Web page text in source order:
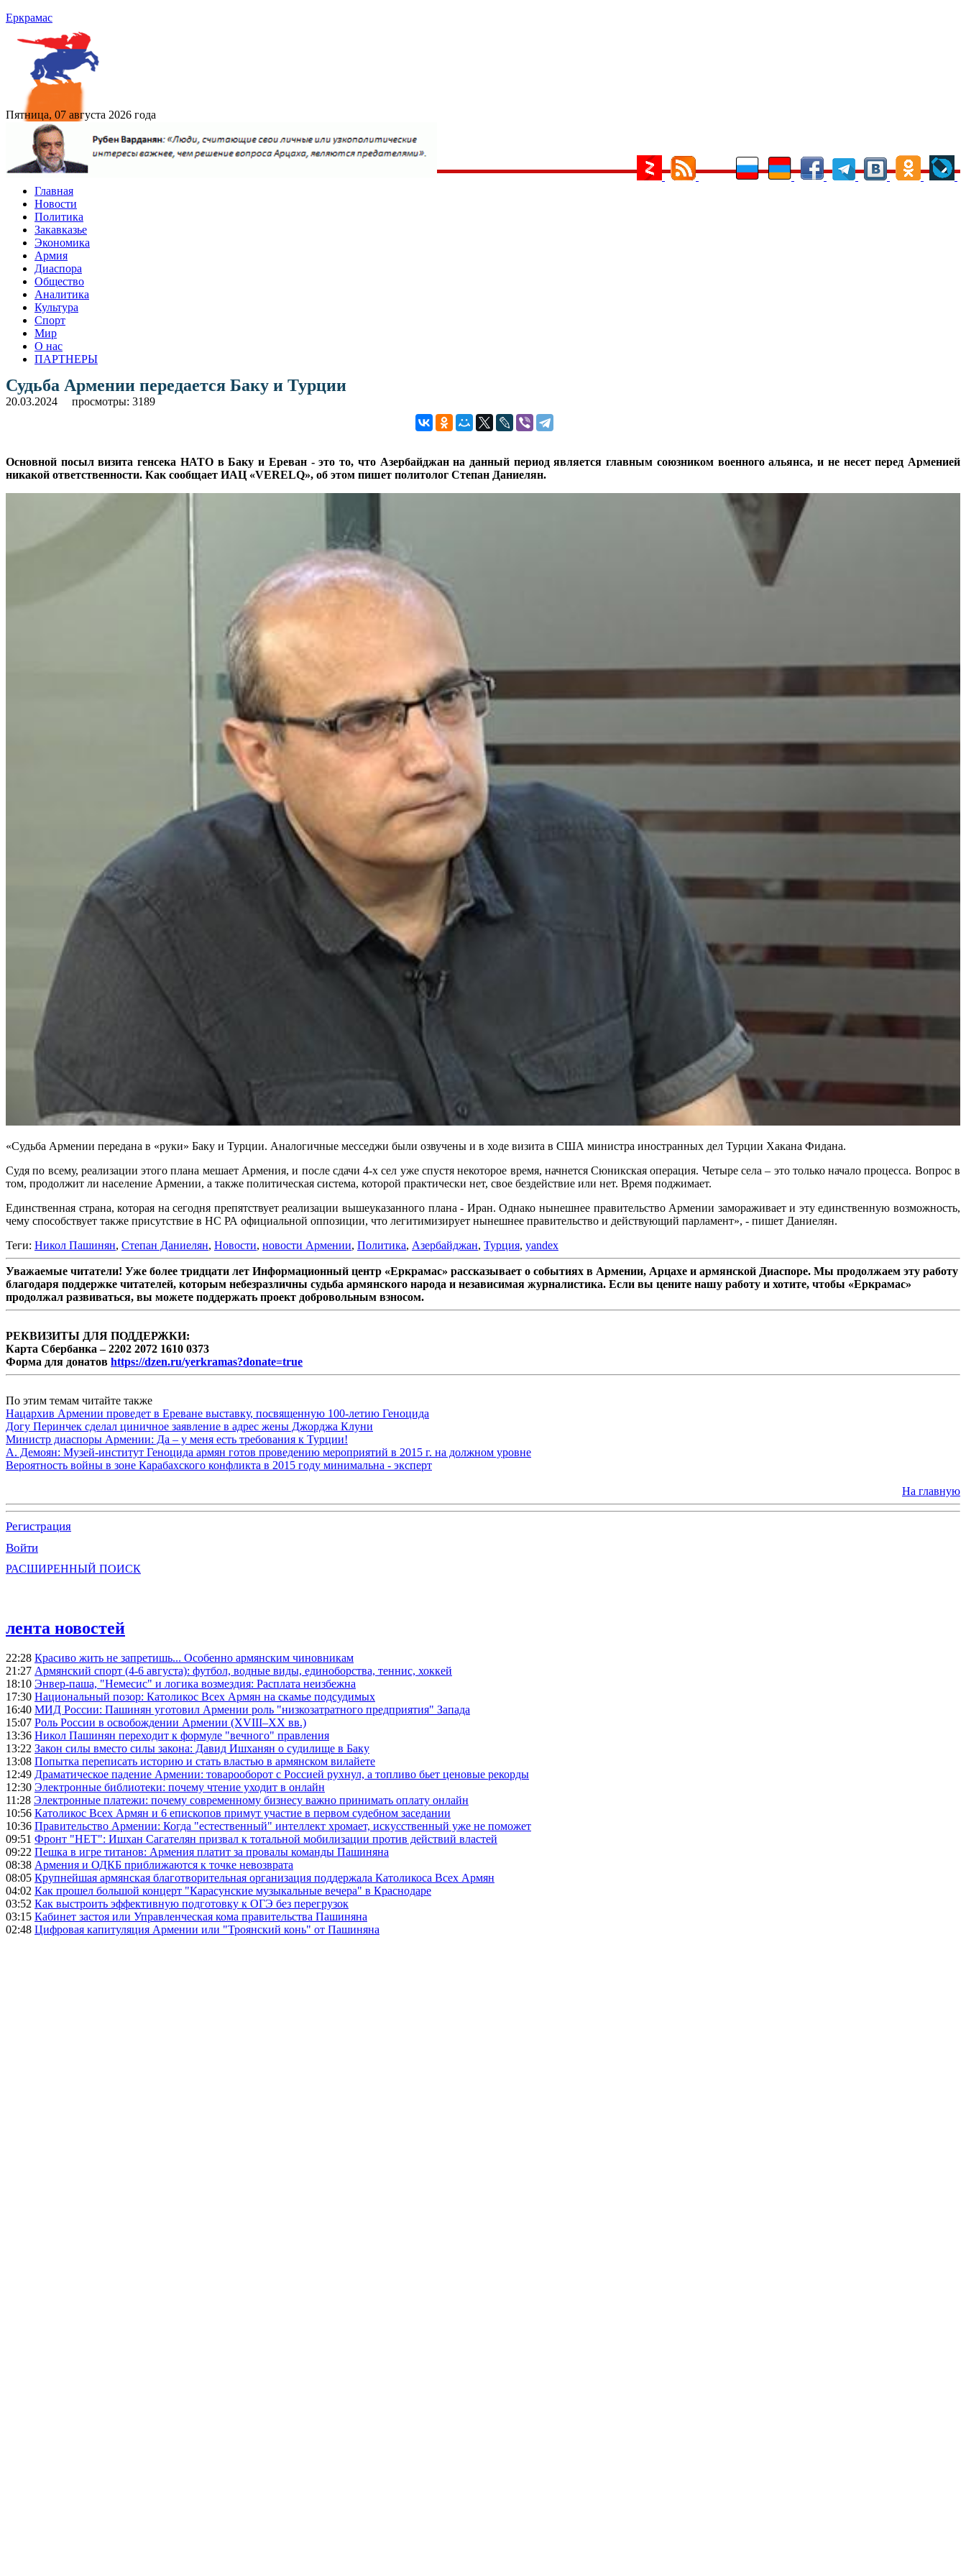
Еркрамас
Пятница, 07 августа 2026 года
Главная
Новости
Политика
Закавказье
Экономика
Армия
Диаспора
Общество
Аналитика
Культура
Спорт
Мир
О нас
ПАРТНЕРЫ
Судьба Армении передается Баку и Турции
20.03.2024 просмотры: 3189
Основной посыл визита генсека НАТО в Баку и Ереван - это то, что Азербайджан на данный период является главным союзником военного альянса, и не несет перед Арменией
никакой ответственности. Как сообщает ИАЦ «VERELQ», об этом пишет политолог Степан Даниелян.
«Судьба Армении передана в «руки» Баку и Турции. Аналогичные месседжи были озвучены и в ходе визита в США министра иностранных дел Турции Хакана Фидана.
Судя по всему, реализации этого плана мешает Армения, и после сдачи 4-х сел уже спустя некоторое время, начнется Сюникская операция. Четыре села – это только начало процесса. Вопрос в
том, продолжит ли население Армении, а также политическая система, которой практически нет, свое бездействие или нет. Время поджимает.
Единственная страна, которая на сегодня препятствует реализации вышеуказанного плана - Иран. Однако нынешнее правительство Армении замораживает и эту единственную возможность,
чему способствует также присутствие в НС РА официальной оппозиции, что легитимизирует нынешнее правительство и действующий парламент», - пишет Даниелян.
Теги: Никол Пашинян, Степан Даниелян, Новости, новости Армении, Политика, Азербайджан, Турция, yandex
Уважаемые читатели! Уже более тридцати лет Информационный центр «Еркрамас» рассказывает о событиях в Армении, Арцахе и армянской Диаспоре. Мы продолжаем эту работу
благодаря поддержке читателей, которым небезразличны судьба армянского народа и независимая журналистика. Если вы цените нашу работу и хотите, чтобы «Еркрамас»
продолжал развиваться, вы можете поддержать проект добровольным взносом.
РЕКВИЗИТЫ ДЛЯ ПОДДЕРЖКИ:
Карта Сбербанка – 2202 2072 1610 0373
Форма для донатов https://dzen.ru/yerkramas?donate=true
По этим темам читайте также
Нацархив Армении проведет в Ереване выставку, посвященную 100-летию Геноцида
Догу Перинчек сделал циничное заявление в адрес жены Джорджа Клуни
Министр диаспоры Армении: Да – у меня есть требования к Турции!
А. Демоян: Музей-институт Геноцида армян готов проведению мероприятий в 2015 г. на должном уровне
Вероятность войны в зоне Карабахского конфликта в 2015 году минимальна - эксперт
На главную
Регистрация
Войти
РАСШИРЕННЫЙ ПОИСК
лента новостей
22:28 Красиво жить не запретишь... Особенно армянским чиновникам
21:27 Армянский спорт (4-6 августа): футбол, водные виды, единоборства, теннис, хоккей
18:10 Энвер-паша, "Немесис" и логика возмездия: Расплата неизбежна
17:30 Национальный позор: Католикос Всех Армян на скамье подсудимых
16:40 МИД России: Пашинян уготовил Армении роль "низкозатратного предприятия" Запада
15:07 Роль России в освобождении Армении (XVIII–XX вв.)
13:36 Никол Пашинян переходит к формуле "вечного" правления
13:22 Закон силы вместо силы закона: Давид Ишханян о судилище в Баку
13:08 Попытка переписать историю и стать властью в армянском вилайете
12:49 Драматическое падение Армении: товарооборот с Россией рухнул, а топливо бьет ценовые рекорды
12:30 Электронные библиотеки: почему чтение уходит в онлайн
11:28 Электронные платежи: почему современному бизнесу важно принимать оплату онлайн
10:56 Католикос Всех Армян и 6 епископов примут участие в первом судебном заседании
10:36 Правительство Армении: Когда "естественный" интеллект хромает, искусственный уже не поможет
09:51 Фронт "НЕТ": Ишхан Сагателян призвал к тотальной мобилизации против действий властей
09:22 Пешка в игре титанов: Армения платит за провалы команды Пашиняна
08:38 Армения и ОДКБ приближаются к точке невозврата
08:05 Крупнейшая армянская благотворительная организация поддержала Католикоса Всех Армян
04:02 Как прошел большой концерт "Карасунские музыкальные вечера" в Краснодаре
03:52 Как выстроить эффективную подготовку к ОГЭ без перегрузок
03:15 Кабинет застоя или Управленческая кома правительства Пашиняна
02:48 Цифровая капитуляция Армении или "Троянский конь" от Пашиняна